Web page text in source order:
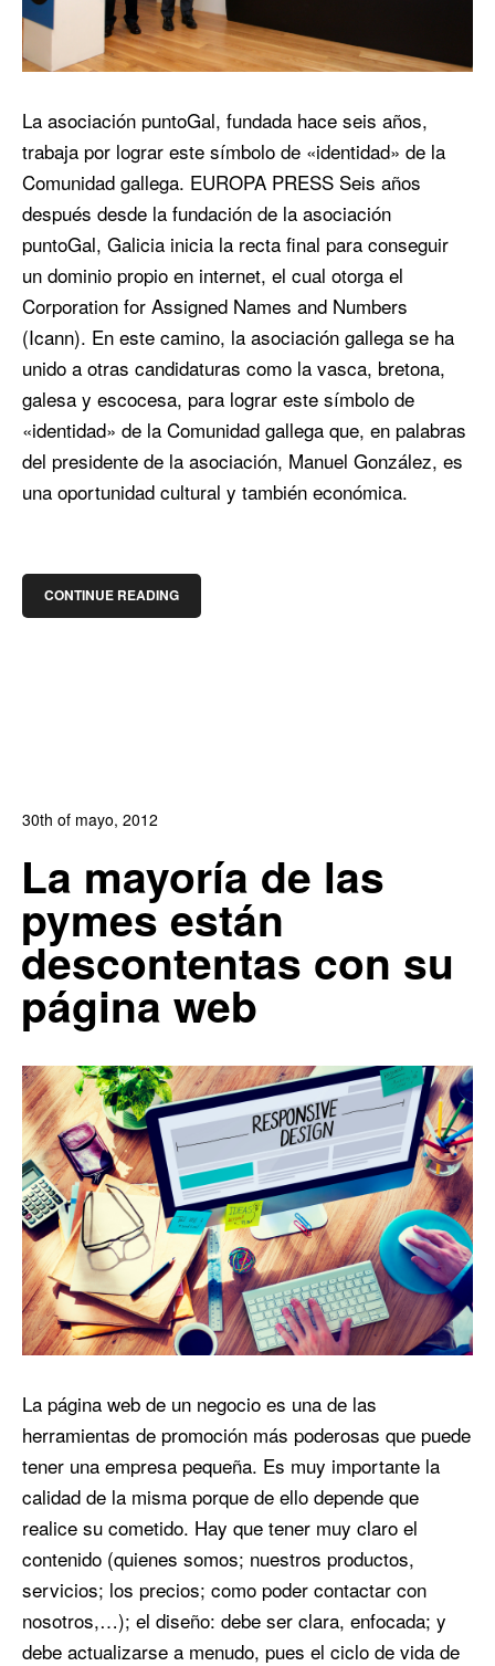
La asociación puntoGal, fundada hace seis años,
trabaja por lograr este símbolo de «identidad» de la
Comunidad gallega. EUROPA PRESS Seis años
después desde la fundación de la asociación
puntoGal, Galicia inicia la recta final para conseguir
un dominio propio en internet, el cual otorga el
Corporation for Assigned Names and Numbers
(Icann). En este camino, la asociación gallega se ha
unido a otras candidaturas como la vasca, bretona,
galesa y escocesa, para lograr este símbolo de
«identidad» de la Comunidad gallega que, en palabras
del presidente de la asociación, Manuel González, es
una oportunidad cultural y también económica.
CONTINUE READING
30th of mayo, 2012
1
0
La mayoría de las
pymes están
descontentas con su
página web
La página web de un negocio es una de las
herramientas de promoción más poderosas que puede
tener una empresa pequeña. Es muy importante la
calidad de la misma porque de ello depende que
realice su cometido. Hay que tener muy claro el
contenido (quienes somos; nuestros productos,
servicios; los precios; como poder contactar con
nosotros,…); el diseño: debe ser clara, enfocada; y
debe actualizarse a menudo, pues el ciclo de vida de